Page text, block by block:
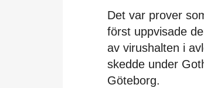
Det var prover
först uppvisade
av virushalten i
skedde under
Göteborg.